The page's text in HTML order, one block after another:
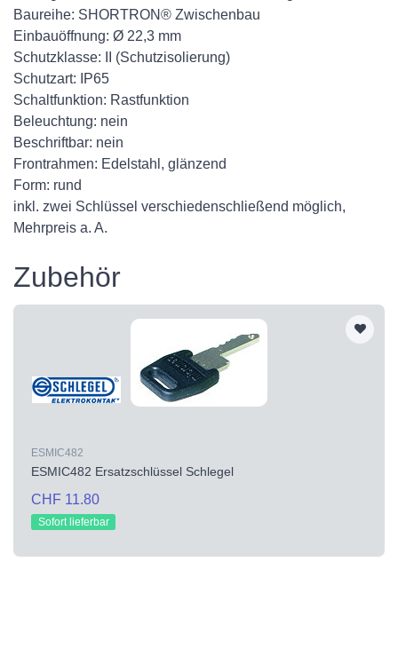
Baureihe: SHORTRON® Zwischenbau
Einbauöffnung: Ø 22,3 mm
Schutzklasse: II (Schutzisolierung)
Schutzart: IP65
Schaltfunktion: Rastfunktion
Beleuchtung: nein
Beschriftbar: nein
Frontrahmen: Edelstahl, glänzend
Form: rund
inkl. zwei Schlüssel verschiedenschließend möglich,
Mehrpreis a. A.
Zubehör
ESMIC482
ESMIC482 Ersatzschlüssel Schlegel
CHF 11.80
Sofort lieferbar